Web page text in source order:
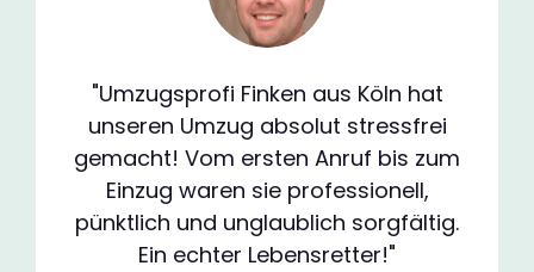
"Umzugsprofi Finken aus Köln hat
unseren Umzug absolut stressfrei
gemacht! Vom ersten Anruf bis zum
Einzug waren sie professionell,
pünktlich und unglaublich sorgfältig.
Ein echter Lebensretter!"